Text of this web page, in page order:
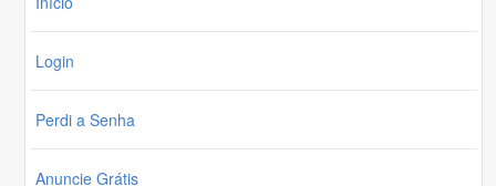
Login
Perdi a Senha
Anuncie Grátis